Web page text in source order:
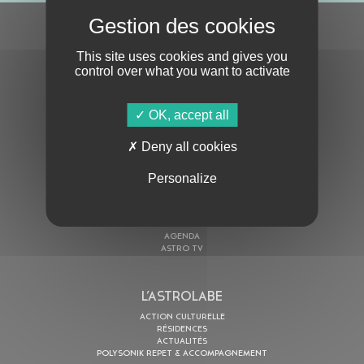
S'ABONNER À LA NEWSLETTER
AGENDA
ASTRO TV
L’ASTROLABE
ACTION CULTURELLE
RÉSIDENCES
ACTUALITÉS
POLYSONIK REPET & ACCOMPAGNEMENT
This site uses cookies and gives you
control over what you want to activate
OK, accept all
Deny all cookies
Personalize